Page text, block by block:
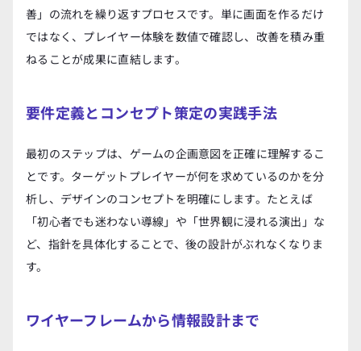
善」の流れを繰り返すプロセスです。単に画面を作るだけ
ではなく、プレイヤー体験を数値で確認し、改善を積み重
ねることが成果に直結します。
要件定義とコンセプト策定の実践手法
最初のステップは、ゲームの企画意図を正確に理解するこ
とです。ターゲットプレイヤーが何を求めているのかを分
析し、デザインのコンセプトを明確にします。たとえば
「初心者でも迷わない導線」や「世界観に浸れる演出」な
ど、指針を具体化することで、後の設計がぶれなくなりま
す。
ワイヤーフレームから情報設計まで